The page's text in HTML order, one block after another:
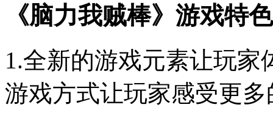
《脑力我贼棒》游戏特
1.全新的游戏元素让玩
游戏方式让玩家感受更